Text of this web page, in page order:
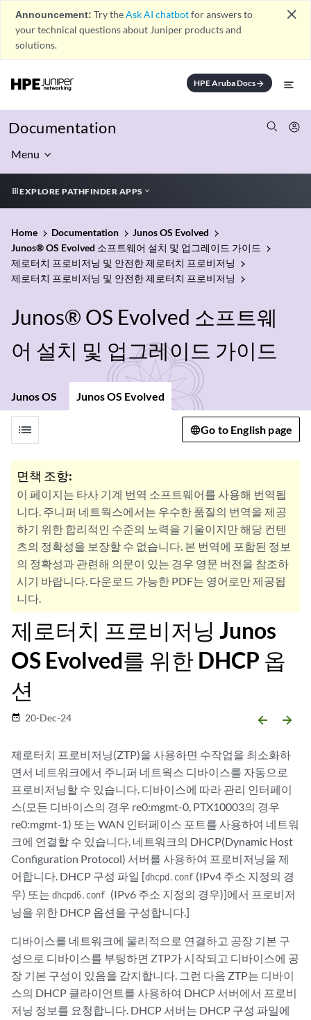
Announcement: Try theAsk AI chatbotfor answers to
your technical questions about Juniper products and
solutions.
close
HPE Aruba Docsarrow_forward
Documentation
Menu
EXPLORE PATHFINDER APPS
Home Documentation
Junos OS Evolved
Junos® OS Evolved 소프트웨어 설치 및 업그레이드 가이드
제로터치 프로비저닝 및 안전한 제로터치 프로비저닝
제로터치 프로비저닝 및 안전한 제로터치 프로비저닝
Junos® OS Evolved 소프트웨
어 설치 및 업그레이드 가이드
Junos OS Junos OS Evolved
list Go to English page
면책 조항:
이 페이지는 타사 기계 번역 소프트웨어를 사용해 번역됩
니다. 주니퍼 네트웍스에서는 우수한 품질의 번역을 제공
하기 위한 합리적인 수준의 노력을 기울이지만 해당 컨텐
츠의 정확성을 보장할 수 없습니다. 본 번역에 포함된 정보
의 정확성과 관련해 의문이 있는 경우 영문 버전을 참조하
시기 바랍니다. 다운로드 가능한 PDF는 영어로만 제공됩
니다.
제로터치 프로비저닝 Junos
OS Evolved를 위한 DHCP 옵
션
date_range 20-Dec-24 arrow_backward arrow_forward
제로터치 프로비저닝(ZTP)을 사용하면 수작업을 최소화하
면서 네트워크에서 주니퍼 네트웍스 디바이스를 자동으로
프로비저닝할 수 있습니다. 디바이스에 따라 관리 인터페이
스(모든 디바이스의 경우 re0:mgmt-0, PTX10003의 경우
re0:mgmt-1) 또는 WAN 인터페이스 포트를 사용하여 네트워
크에 연결할 수 있습니다. 네트워크의 DHCP(Dynamic Host
Configuration Protocol) 서버를 사용하여 프로비저닝을 제
어합니다. DHCP 구성 파일 [dhcpd.conf (IPv4 주소 지정의 경
우) 또는 dhcpd6.conf (IPv6 주소 지정의 경우)]에서 프로비저
닝을 위한 DHCP 옵션을 구성합니다.]
디바이스를 네트워크에 물리적으로 연결하고 공장 기본 구
성으로 디바이스를 부팅하면 ZTP가 시작되고 디바이스에 공
장 기본 구성이 있음을 감지합니다. 그런 다음 ZTP는 디바이
스의 DHCP 클라이언트를 사용하여 DHCP 서버에서 프로비
저닝 정보를 요청합니다. DHCP 서버는 DHCP 구성 파일에